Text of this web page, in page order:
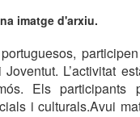
imatge d'arxiu.
L’activitat
Els participants
i culturals.Avui